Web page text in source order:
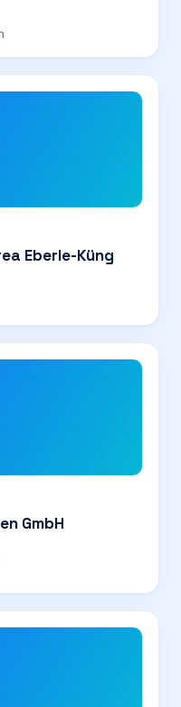
Eberle-Küng
GmbH